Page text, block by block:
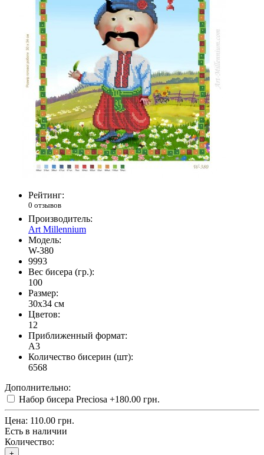
Рейтинг:
0 отзывов
Производитель:
Art Millennium
Модель:
W-380
9993
Вес бисера (гр.):
100
Размер:
30x34 см
Цветов:
12
Приближенный формат:
A3
Количество бисерин (шт):
6568
Дополнительно:
Набор бисера Preciosa +180.00 грн.
Цена: 110.00 грн.
Есть в наличии
Количество: